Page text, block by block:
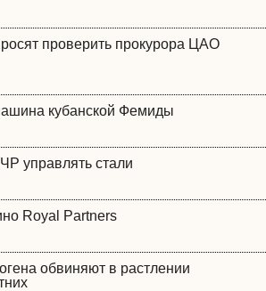
проверить прокурора ЦАО
кубанской Фемиды
управлять стали
Royal Partners
обвиняют в растлении